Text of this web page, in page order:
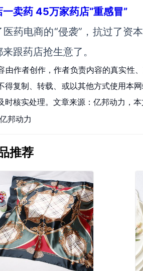
一卖药 45万家药店“重感冒”
医药电商的“侵袭”，抗过了资
跟药店抢生意了。
由作者创作，作者负责内容的真实性
得复制、转载、或以其他方式使用本
时核实处理。文章来源：亿邦动力，
亿邦动力
推荐